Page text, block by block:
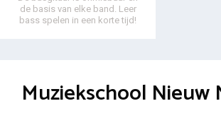
de basis van elke band. Leer
bass spelen in een korte tijd!
Muziekschool Nieuw